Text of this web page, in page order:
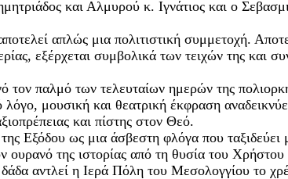
και Αλμυρού κ. Ιγνάτιος και ο
απλώς μια πολιτιστική συμμετοχή.
εξέρχεται συμβολικά των τειχών της και
παλμό των τελευταίων ημερών της
μουσική και θεατρική έκφραση
και πίστης στον Θεό.
Εξόδου ως μια άσβεστη φλόγα που
της ιστορίας από τη θυσία του Χρήστου
αντλεί η Ιερά Πόλη του Μεσολογγίου το